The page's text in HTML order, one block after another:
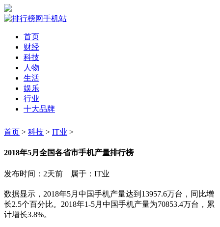
首页
财经
科技
人物
生活
娱乐
行业
十大品牌
首页 > 科技 > IT业 >
2018年5月全国各省市手机产量排行榜
发布时间：2天前 属于：IT业
数据显示，2018年5月中国手机产量达到13957.6万台，同比增
长2.5个百分比。2018年1-5月中国手机产量为70853.4万台，累
计增长3.8%。